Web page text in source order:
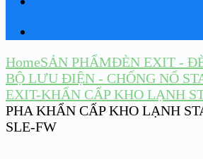
HomeSẢN PHẨMĐÈN EXIT -
BỘ LƯU ĐIỆN - CHỐNG NỔ
EXIT-KHẨN CẤP KHO LẠNH
PHA KHẨN CẤP KHO LẠNH
SLE-FW